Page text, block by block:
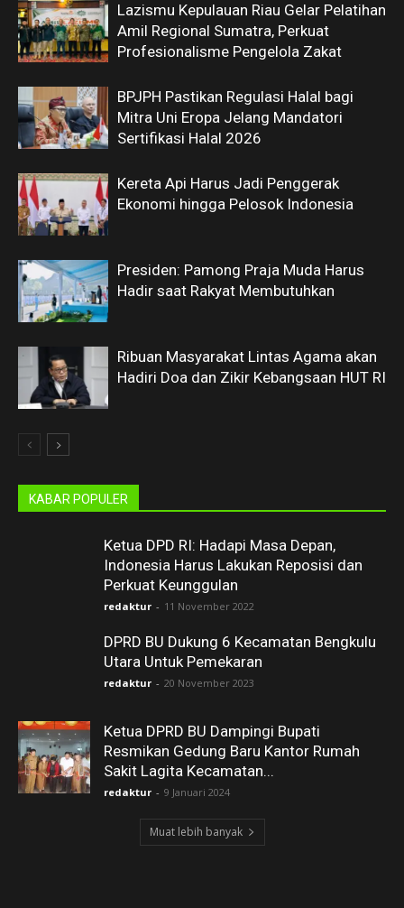
Lazismu Kepulauan Riau Gelar Pelatihan
Amil Regional Sumatra, Perkuat
Profesionalisme Pengelola Zakat
BPJPH Pastikan Regulasi Halal bagi
Mitra Uni Eropa Jelang Mandatori
Sertifikasi Halal 2026
Kereta Api Harus Jadi Penggerak
Ekonomi hingga Pelosok Indonesia
Presiden: Pamong Praja Muda Harus
Hadir saat Rakyat Membutuhkan
Ribuan Masyarakat Lintas Agama akan
Hadiri Doa dan Zikir Kebangsaan HUT RI
KABAR POPULER
Ketua DPD RI: Hadapi Masa Depan,
Indonesia Harus Lakukan Reposisi dan
Perkuat Keunggulan
redaktur - 11 November 2022
DPRD BU Dukung 6 Kecamatan Bengkulu
Utara Untuk Pemekaran
redaktur - 20 November 2023
Ketua DPRD BU Dampingi Bupati
Resmikan Gedung Baru Kantor Rumah
Sakit Lagita Kecamatan...
redaktur - 9 Januari 2024
Muat lebih banyak